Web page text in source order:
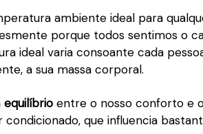
ambiente ideal para
porque todos sentimos o
ideal varia consoante cada
a sua massa corporal.
equilíbrio entre o nosso conforto e
que influencia